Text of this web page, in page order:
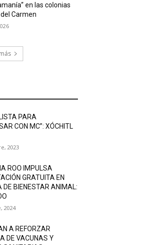
en las colonias
Carmen
PARA
CON MC”: XÓCHITL
2023
ROO IMPULSA
GRATUITA EN
DE BIENESTAR ANIMAL:
2024
A REFORZAR
DE VACUNAS Y